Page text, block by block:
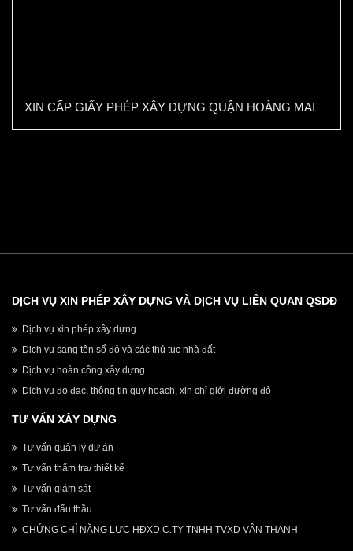
XIN CẤP GIẤY PHÉP XÂY DỰNG QUẬN HOÀNG MAI
DỊCH VỤ XIN PHÉP XÂY DỰNG VÀ DỊCH VỤ LIÊN QUAN QSDĐ
Dịch vụ xin phép xây dựng
Dịch vụ sang tên sổ đỏ và các thủ tục nhà đất
Dịch vụ hoàn công xây dựng
Dịch vụ đo đạc, thông tin quy hoạch, xin chỉ giới đường đỏ
TƯ VẤN XÂY DỰNG
Tư vấn quản lý dự án
Tư vấn thẩm tra/ thiết kế
Tư vấn giám sát
Tư vấn đấu thầu
CHỨNG CHỈ NĂNG LỰC HĐXD C.TY TNHH TVXD VÂN THANH